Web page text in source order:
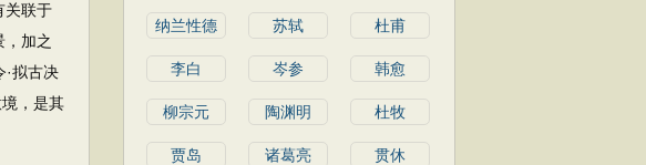
关联于
，加之
拟古决
，是其
纳兰性德 苏轼 杜甫
李白 岑参 韩愈
柳宗元 陶渊明 杜牧
贾岛 诸葛亮 贯休